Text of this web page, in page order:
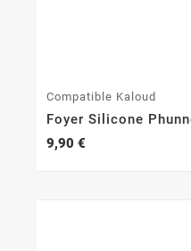
Compatible Kaloud
Foyer Silicone
9,90 €